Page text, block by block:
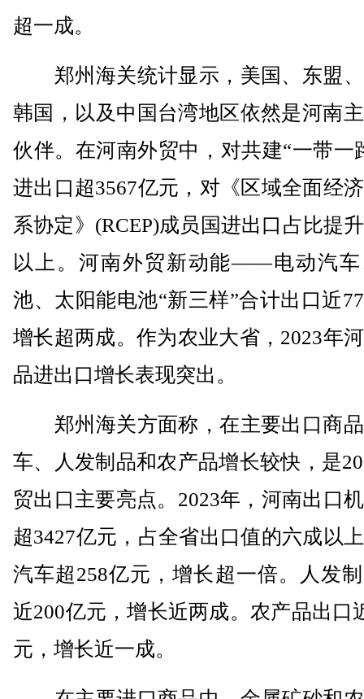
超一成。
郑州海关统计显示，美国、东盟
韩国，以及中国台湾地区依然是河南
伙伴。在河南外贸中，对共建“一带一
进出口超3567亿元，对《区域全面经
系协定》(RCEP)成员国进出口占比提
以上。河南外贸新动能——电动汽车
池、太阳能电池“新三样”合计出口近
增长超两成。作为农业大省，2023年
品进出口增长表现突出。
郑州海关方面称，在主要出口商
车、人发制品和农产品增长较快，是
贸出口主要亮点。2023年，河南出口
超3427亿元，占全省出口值的六成以
汽车超258亿元，增长超一倍。人发
近200亿元，增长近两成。农产品出口
元，增长近一成。